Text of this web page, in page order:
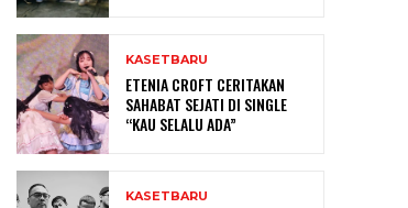
KASETBARU
ETENIA CROFT CERITAKAN
SAHABAT SEJATI DI SINGLE
“KAU SELALU ADA”
KASETBARU